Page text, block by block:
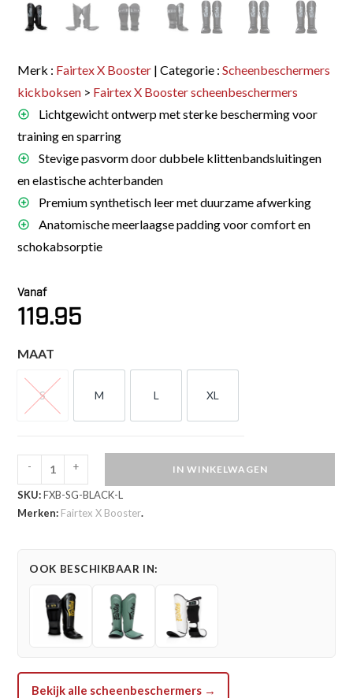
Merk : Fairtex X Booster | Categorie :Scheenbeschermers
kickboksen > Fairtex X Booster scheenbeschermers
Lichtgewicht ontwerp met sterke bescherming voor
training en sparring
Stevige pasvorm door dubbele klittenbandsluitingen
en elastische achterbanden
Premium synthetisch leer met duurzame afwerking
Anatomische meerlaagse padding voor comfort en
schokabsorptie
Vanaf
119.95
MAAT
S
S
M
M
L
L
XL
XL
Booster
Scheenbeschermers
SG
BLACK)
aantal
- + IN WINKELWAGEN
SKU:FXB-SG-BLACK-L
Merken: Fairtex X Booster.
OOK BESCHIKBAAR IN:
Bekijk alle scheenbeschermers →